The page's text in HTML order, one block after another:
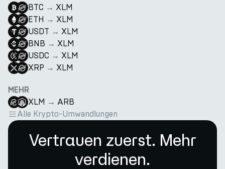
BTC → XLM
ETH → XLM
USDT → XLM
BNB → XLM
USDC → XLM
XRP → XLM
MEHR
XLM → ARB
Alle Krypto-Umwandlungen
Vertrauen zuerst. Mehr
verdienen.